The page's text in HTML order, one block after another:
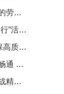
【丰收进行时】生活在人们的劳动中变样
我县秋季首场“招才引智高校行”活动走进安徽工程大学
怀宁：“三强化”推动城乡居保高质量发展
县交通运输局：严抓质量保畅通 加速推进G318安全精细化提升工程
县退役军人事务局：弘扬抗战精神 共筑国防长城